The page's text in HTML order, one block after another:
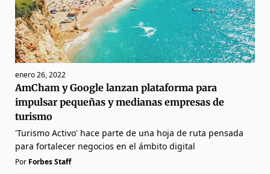
enero 26, 2022
AmCham y Google lanzan plataforma para
impulsar pequeñas y medianas empresas de
turismo
'Turismo Activo' hace parte de una hoja de ruta pensada
para fortalecer negocios en el ámbito digital
Por Forbes Staff